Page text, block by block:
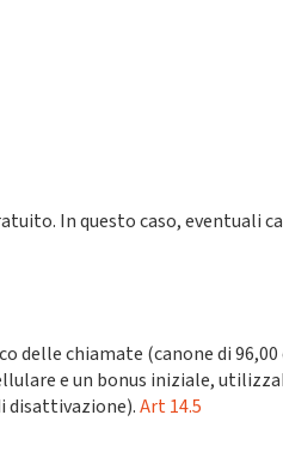
In questo caso, eventuali
chiamate (canone di 96,00
e un bonus iniziale,
disattivazione).Art 14.5